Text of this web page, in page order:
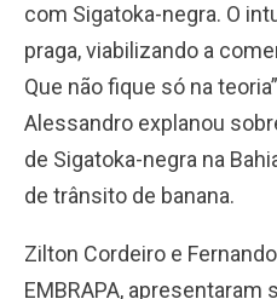
com Sigatoka-negra. O
praga, viabilizando a
Que não fique só na
Alessandro explanou
de Sigatoka-negra na
de trânsito de banana.
Zilton Cordeiro e
EMBRAPA, apresentaram